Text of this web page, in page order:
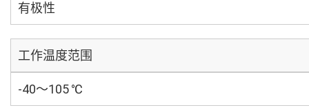
有极性
工作温度范围
-40～105 ℃